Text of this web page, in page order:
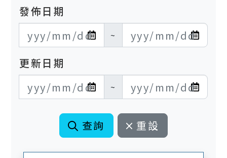
發佈日期
發布日期開始
~
發布日期結束
更新日期
更新日期開始
~
更新日期結束
查詢 重設